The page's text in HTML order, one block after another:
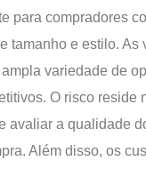
para compradores
tamanho e estilo. As
variedade de
O risco reside
avaliar a qualidade
Além disso, os